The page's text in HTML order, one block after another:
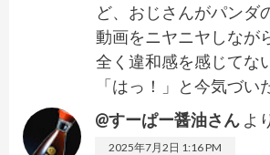
ど、おじさんがパンダ
動画をニヤニヤしなが
全く違和感を感じてな
「はっ！」と今気づい
@すーぱー醤油さん よ
2025年7月2日 1:16 PM